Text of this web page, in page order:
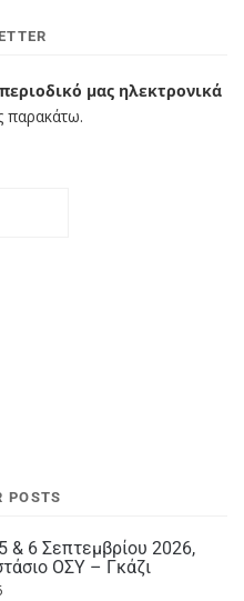
μας ηλεκτρονικά
παρακάτω.
POSTS
& 6 Σεπτεμβρίου 2026,
ΟΣΥ – Γκάζι